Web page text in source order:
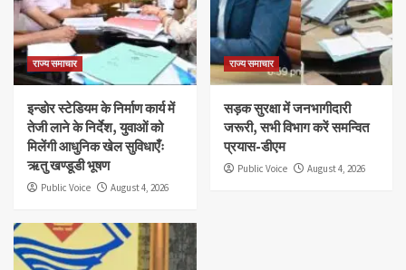
राज्य समाचार
इन्डोर स्टेडियम के निर्माण कार्य में
तेजी लाने के निर्देश, युवाओं को
मिलेंगी आधुनिक खेल सुविधाएँः
ऋतु खण्डूडी भूषण
Public Voice August 4, 2026
राज्य समाचार
सड़क सुरक्षा में जनभागीदारी
जरूरी, सभी विभाग करें समन्वित
प्रयास-डीएम
Public Voice August 4, 2026